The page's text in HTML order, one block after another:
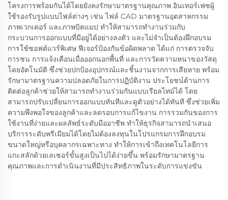
โครงการพร้อมกันได้โดยยังคงรักษามาตรฐานคุณภาพ อินเทอร์เฟซผู้
ใช้รองรับรูปแบบไฟล์ต่างๆ เช่น ไฟล์ CAD มาตรฐานอุตสาหกรรม
ภาพเวกเตอร์ และภาพบิตแมป ทำให้สามารถทำงานร่วมกับ
กระบวนการออกแบบที่มีอยู่ได้อย่างลงตัว และไม่จำเป็นต้องฝึกอบรม
การใช้ซอฟต์แวร์พิเศษ ฟีเจอร์ป้องกันข้อผิดพลาด ได้แก่ การตรวจจับ
การชน การแจ้งเตือนเมื่อออกนอกพื้นที่ และการวัดความหนาของวัสดุ
โดยอัตโนมัติ ซึ่งช่วยปกป้องอุปกรณ์และชิ้นงานจากการเสียหาย พร้อม
รักษามาตรฐานความปลอดภัยในการปฏิบัติงาน ประโยชน์ด้านการ
ติดต่อลูกค้าช่วยให้สามารถทำงานร่วมกันแบบเรียลไทม์ได้ โดย
สามารถปรับเปลี่ยนการออกแบบทันทีและดูตัวอย่างได้ทันที ซึ่งช่วยเพิ่ม
ความพึงพอใจของลูกค้าและลดรอบการแก้ไขงาน การรวมกันของการ
ใช้งานที่ง่ายและผลลัพธ์ระดับมืออาชีพ ทำให้ธุรกิจสามารถนำเสนอ
บริการระดับพรีเมียมได้โดยไม่ต้องลงทุนในโปรแกรมการฝึกอบรม
ขนาดใหญ่หรือบุคลากรเฉพาะทาง ทำให้การเข้าถึงเทคโนโลยีการ
แกะสลักด้วยเลเซอร์ขั้นสูงเป็นไปได้ง่ายขึ้น พร้อมรักษามาตรฐาน
คุณภาพและการดำเนินงานที่มีประสิทธิภาพในระดับการแข่งขัน